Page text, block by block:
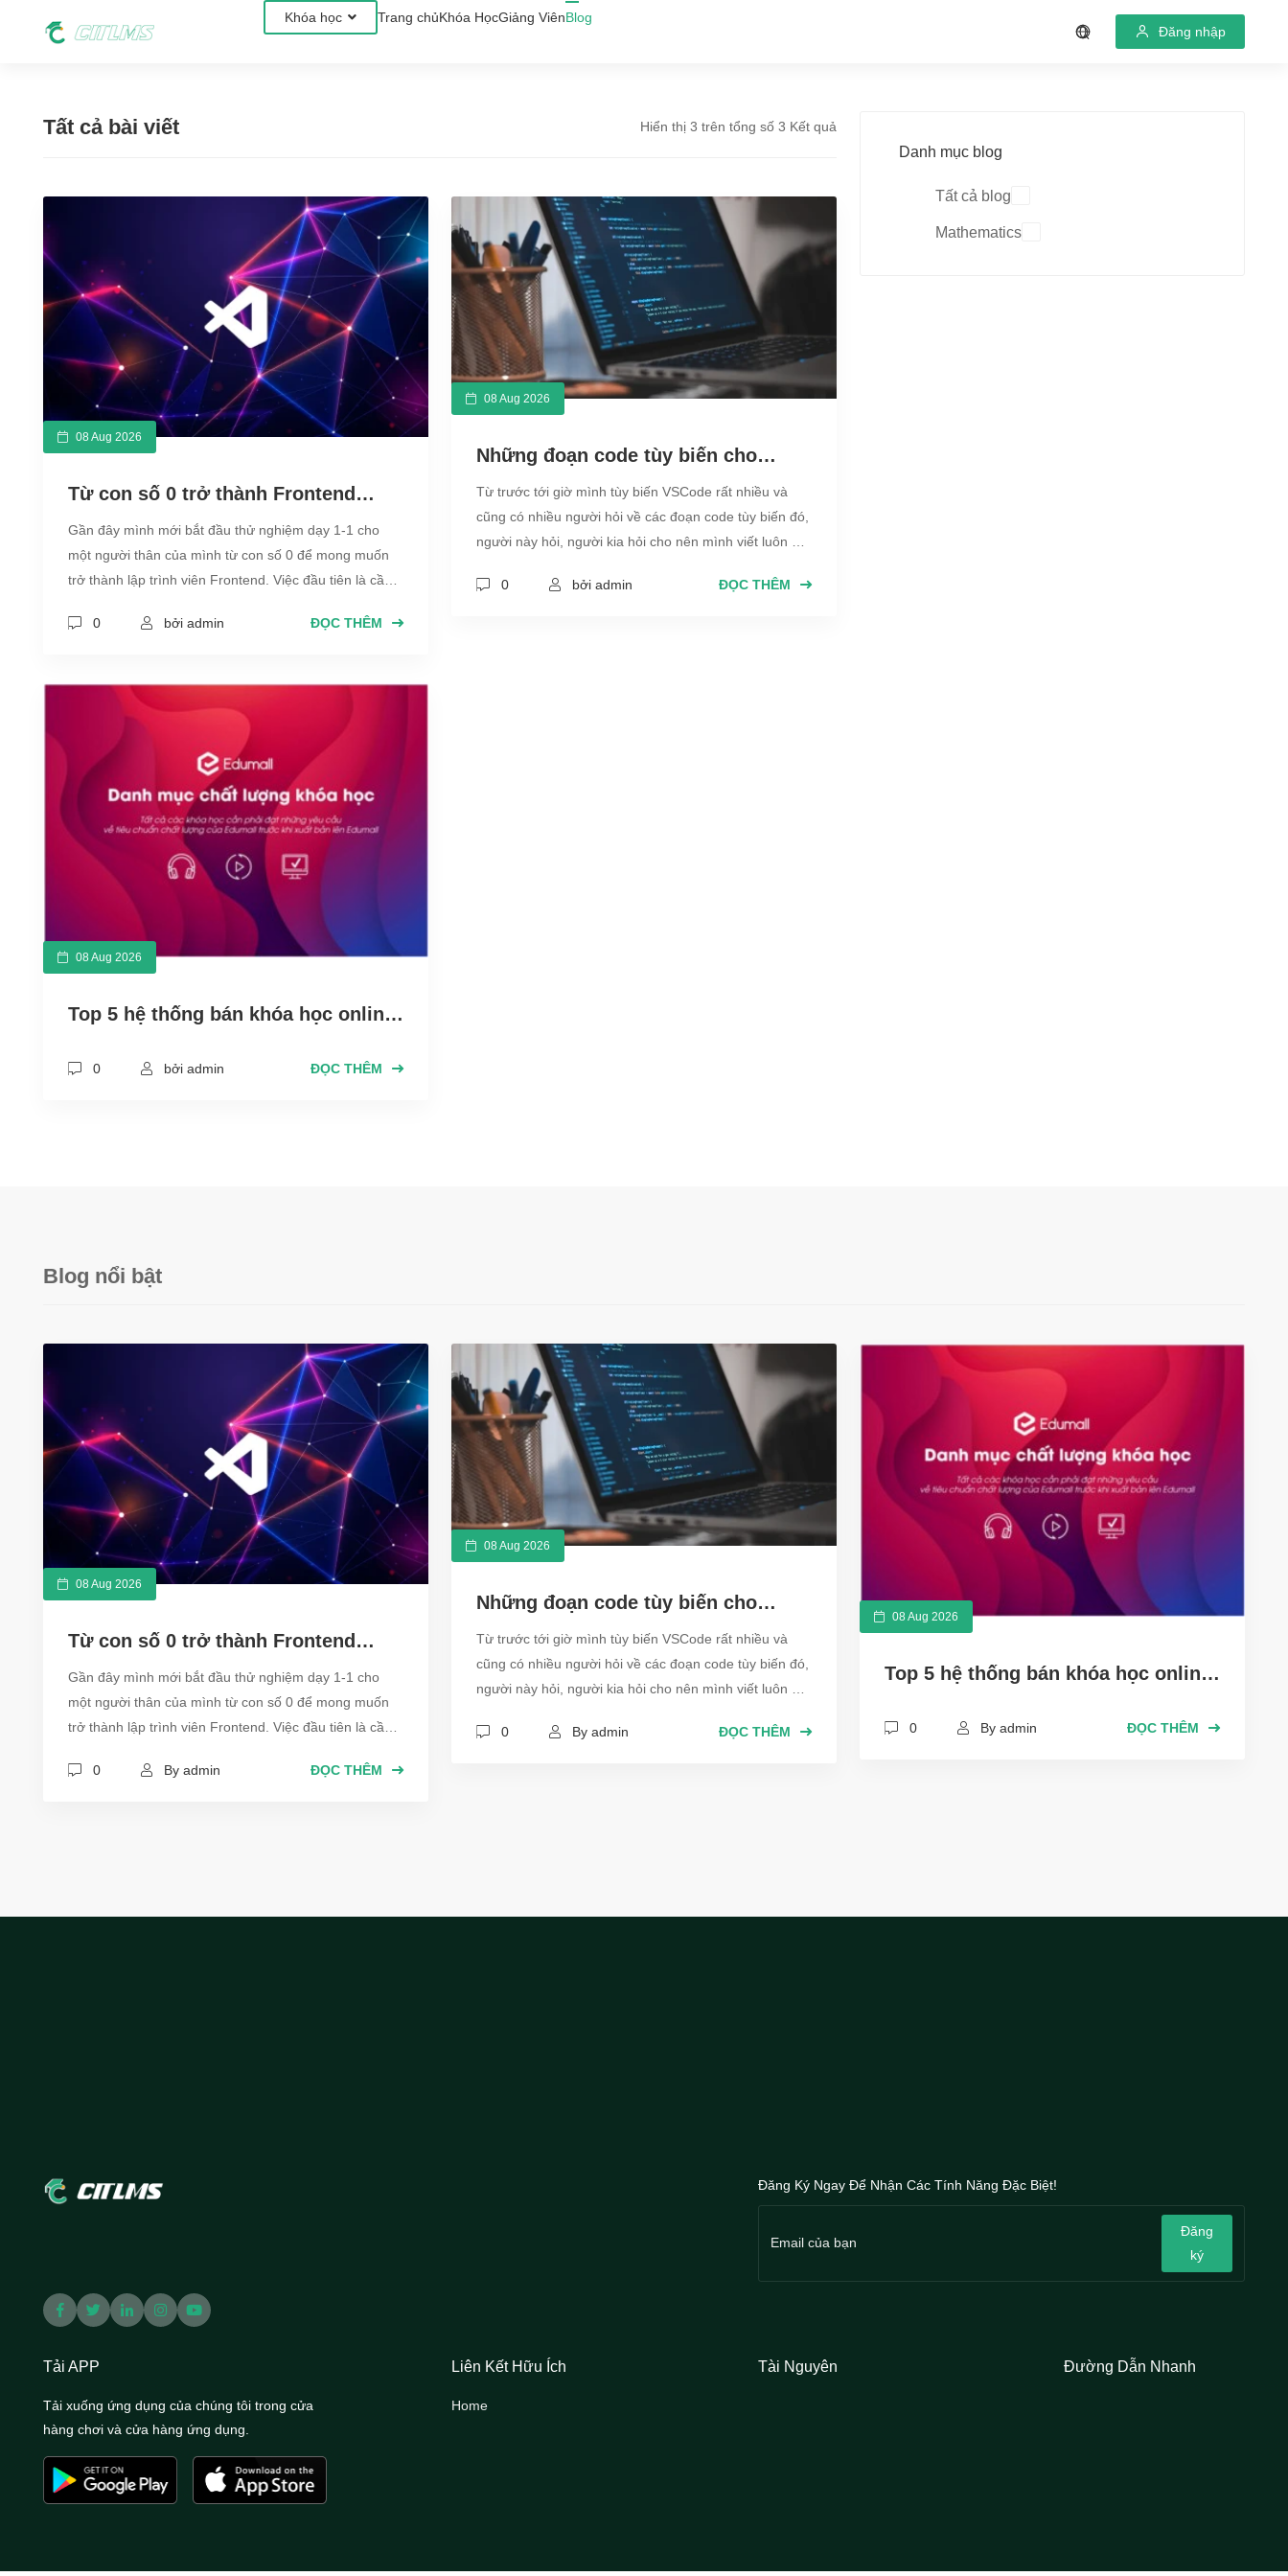
Khóa học Trang chủKhóa HọcGiảng ViênBlog
Đăng nhập
Tất cả bài viết Hiển thị 3 trên tổng số 3 Kết quả
08 Aug 2026
Từ con số 0 trở thành Frontend
Developer cần biết những gì ?
Gần đây mình mới bắt đầu thử nghiệm dạy 1-1 cho
một người thân của mình từ con số 0 để mong muốn
trở thành lập trình viên Frontend. Việc đầu tiên là cần
nghệ thông tin hiện nay. Quan trọng nhất là định
cần phải nắm để cho người mới hiểu rõ luôn là bây giờ
không có dễ như trước, học để kiếm việc làm trong
thời buổi cạnh tranh này là rất khó nhưng không phải
là không được.
0 bởi admin ĐỌC THÊM
08 Aug 2026
Những đoạn code tùy biến cho
VSCode cực đẹp
Từ trước tới giờ mình tùy biến VSCode rất nhiều và
cũng có nhiều người hỏi về các đoạn code tùy biến đó,
người này hỏi, người kia hỏi cho nên mình viết luôn bài
luôn0 bởi admin ĐỌC THÊM
08 Aug 2026
Top 5 hệ thống bán khóa học online
0 bởi admin ĐỌC THÊM
Danh mục blog
Tất cả blog
Mathematics
Blog nổi bật
08 Aug 2026
Từ con số 0 trở thành Frontend
Developer cần biết những gì ?
Gần đây mình mới bắt đầu thử nghiệm dạy 1-1 cho
một người thân của mình từ con số 0 để mong muốn
trở thành lập trình viên Frontend. Việc đầu tiên là cần
nghệ thông tin hiện nay. Quan trọng nhất là định
0 By admin ĐỌC THÊM
08 Aug 2026
Những đoạn code tùy biến cho
VSCode cực đẹp
Từ trước tới giờ mình tùy biến VSCode rất nhiều và
cũng có nhiều người hỏi về các đoạn code tùy biến đó,
người này hỏi, người kia hỏi cho nên mình viết luôn bài
luôn0 By admin ĐỌC THÊM
08 Aug 2026
Top 5 hệ thống bán khóa học online
0 By admin ĐỌC THÊM
Đăng Ký Ngay Để Nhận Các Tính Năng Đặc Biệt!
Đăng
ký
Liên Kết Hữu Ích
Home
Tài Nguyên Đường Dẫn Nhanh
Tải APP
Tải xuống ứng dụng của chúng tôi trong cửa
hàng chơi và cửa hàng ứng dụng.